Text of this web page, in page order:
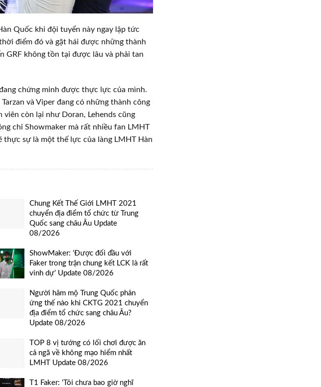
Quốc khi đội tuyển này ngay lập tức
điểm đó và gặt hái được những thành
GRF không tồn tại được lâu và phải tan
chứng minh được thực lực của mình.
và Viper đang có những thành công
còn lại như Doran, Lehends cũng
chỉ Showmaker mà rất nhiều fan LMHT
thực sự là một thế lực của làng LMHT Hàn
Chung Kết Thế Giới LMHT 2021
chuyển địa điểm tổ chức từ Trung
Quốc sang châu Âu Update
08/2026
ShowMaker: ‘Được đối đầu với
Faker trong trận chung kết LCK là rất
vinh dự’ Update 08/2026
Người hâm mộ Trung Quốc phản
ứng thế nào khi CKTG 2021 chuyển
địa điểm tổ chức sang châu Âu?
Update 08/2026
TOP 8 vị tướng có lối chơi được ăn
cả ngã về không mạo hiểm nhất
LMHT Update 08/2026
T1 Faker: ‘Tôi chưa bao giờ nghĩ